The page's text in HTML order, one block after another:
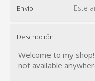
Envío Este
Descripción
Welcome to my
not available